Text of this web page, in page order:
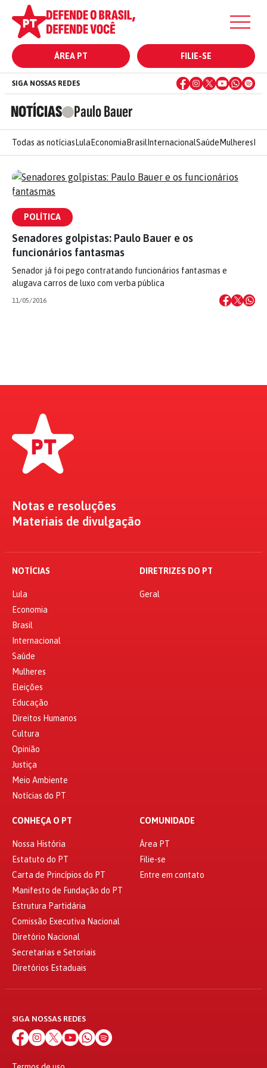
ÁREA PT FILIE-SE
NOTÍCIAS Paulo Bauer
SIGA NOSSAS REDES
Todas as notícias Lula Economia Brasil InternacionalSaúde Mulheres
POLÍTICA
Senadores golpistas: Paulo Bauer e os
funcionários fantasmas
Senador já foi pego contratando funcionários fantasmas e
alugava carros de luxo com verba pública
11/05/2016
Notas e resoluções
Materiais de divulgação
NOTÍCIAS
Lula
Economia
Brasil
Internacional
Saúde
Mulheres
Eleições
Educação
Direitos Humanos
Cultura
Opinião
Justiça
Meio Ambiente
Notícias do PT
DIRETRIZES DO PT
Geral
CONHEÇA O PT
Nossa História
Estatuto do PT
Carta de Princípios do PT
Manifesto de Fundação do PT
Estrutura Partidária
Comissão Executiva Nacional
Diretório Nacional
Secretarias e Setoriais
Diretórios Estaduais
COMUNIDADE
Área PT
Filie-se
Entre em contato
SIGA NOSSAS REDES